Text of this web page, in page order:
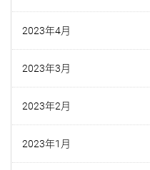
2023年4月
2023年3月
2023年2月
2023年1月